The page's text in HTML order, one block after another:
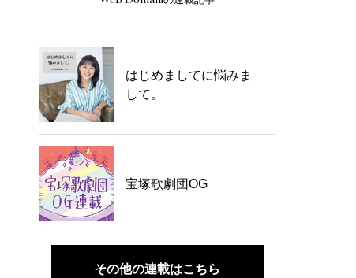
はじめましてに悩みま
して。
宝塚歌劇団OG
その他の連載はこちら